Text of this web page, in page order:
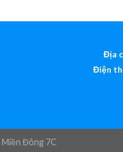
Địa
Điện
Miền Đông 7C